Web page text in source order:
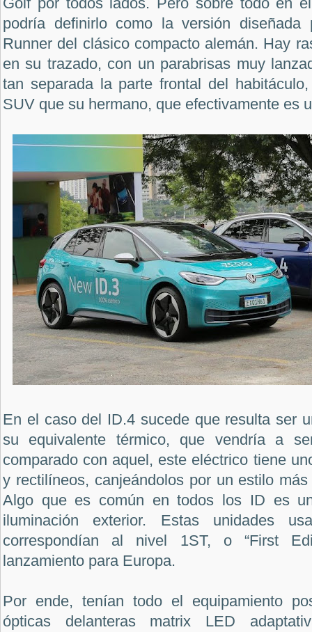
podría definirlo como la versión
Runner del clásico compacto alemán. Hay
en su trazado, con un parabrisas muy
tan separada la parte frontal del
SUV que su hermano, que efectivamente es
En el caso del ID.4 sucede que resulta ser
su equivalente térmico, que vendría a
comparado con aquel, este eléctrico tiene
y rectilíneos, canjeándolos por un estilo
Algo que es común en todos los ID es
iluminación exterior. Estas unidades
correspondían al nivel 1ST, o “First
lanzamiento para Europa.
Por ende, tenían todo el equipamiento
ópticas delanteras matrix LED